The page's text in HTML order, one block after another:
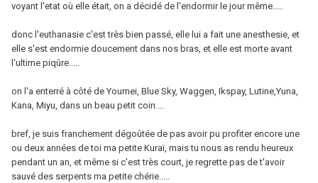
voyant l'etat où elle était, on a décidé de l'endormir le jour même.....
donc l'euthanasie c'est très bien passé, elle lui a fait une anesthesie, et
elle s'est endormie doucement dans nos bras, et elle est morte avant
l'ultime piqûre.....
on l'a enterré à côté de Youmei, Blue Sky, Waggen, Ikspay, Lutine,Yuna,
Kana, Miyu, dans un beau petit coin....
bref, je suis franchement dégoûtée de pas avoir pu profiter encore une
ou deux années de toi ma petite Kuraï, mais tu nous as rendu heureux
pendant un an, et même si c'est très court, je regrette pas de t'avoir
sauvé des serpents ma petite chérie.....